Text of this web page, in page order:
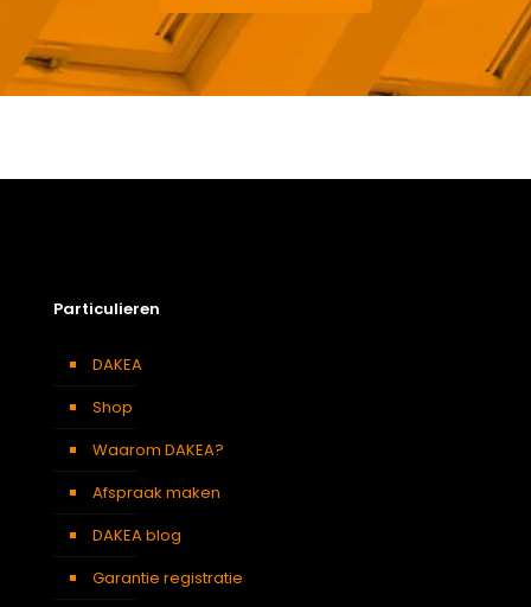
Particulieren
DAKEA
Shop
Waarom DAKEA?
Afspraak maken
DAKEA blog
Garantie registratie